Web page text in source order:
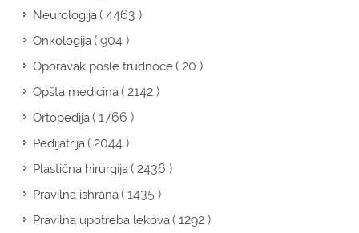
Neurologija( 4463 )
Onkologija( 904 )
Oporavak posle trudnoće( 20 )
Opšta medicina( 2142 )
Ortopedija( 1766 )
Pedijatrija( 2044 )
Plastična hirurgija( 2436 )
Pravilna ishrana( 1435 )
Pravilna upotreba lekova( 1292 )